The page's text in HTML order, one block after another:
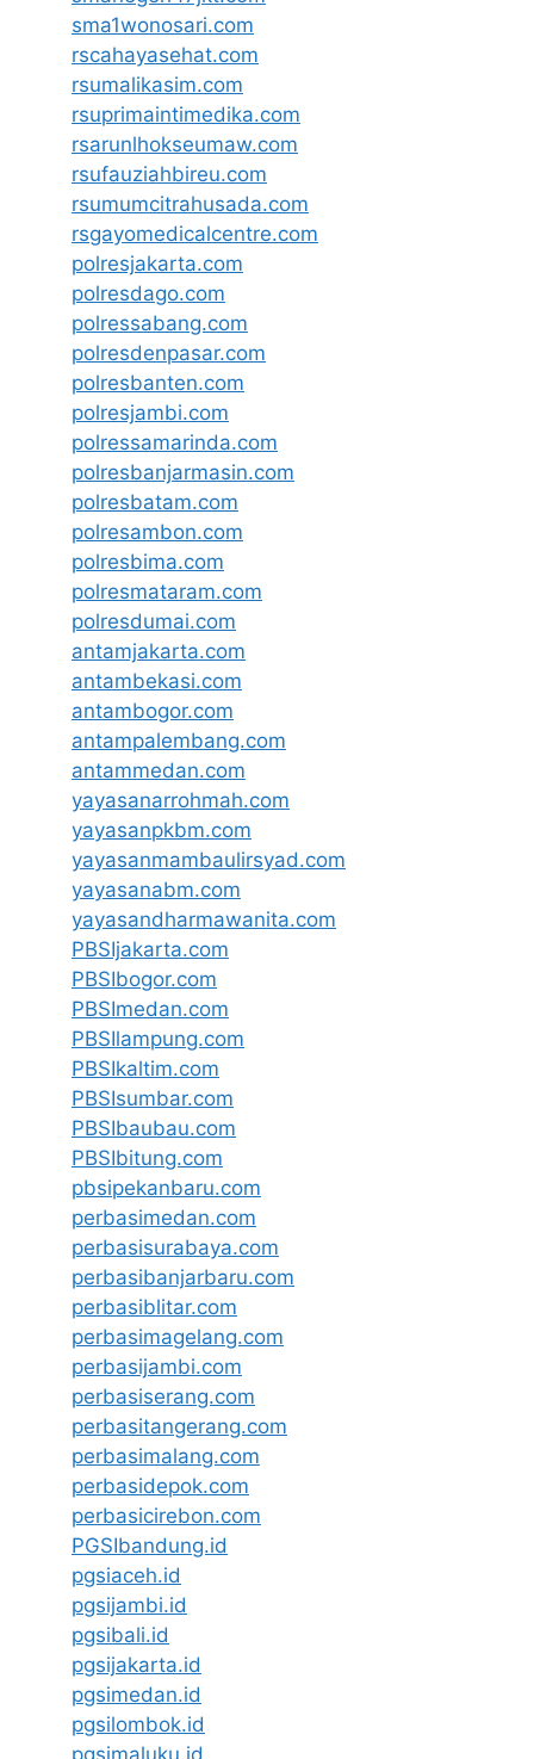
sma1wonosari.com
rscahayasehat.com
rsumalikasim.com
rsuprimaintimedika.com
rsarunlhokseumaw.com
rsufauziahbireu.com
rsumumcitrahusada.com
rsgayomedicalcentre.com
polresjakarta.com
polresdago.com
polressabang.com
polresdenpasar.com
polresbanten.com
polresjambi.com
polressamarinda.com
polresbanjarmasin.com
polresbatam.com
polresambon.com
polresbima.com
polresmataram.com
polresdumai.com
antamjakarta.com
antambekasi.com
antambogor.com
antampalembang.com
antammedan.com
yayasanarrohmah.com
yayasanpkbm.com
yayasanmambaulirsyad.com
yayasanabm.com
yayasandharmawanita.com
PBSIjakarta.com
PBSIbogor.com
PBSImedan.com
PBSIlampung.com
PBSIkaltim.com
PBSIsumbar.com
PBSIbaubau.com
PBSIbitung.com
pbsipekanbaru.com
perbasimedan.com
perbasisurabaya.com
perbasibanjarbaru.com
perbasiblitar.com
perbasimagelang.com
perbasijambi.com
perbasiserang.com
perbasitangerang.com
perbasimalang.com
perbasidepok.com
perbasicirebon.com
PGSIbandung.id
pgsiaceh.id
pgsijambi.id
pgsibali.id
pgsijakarta.id
pgsimedan.id
pgsilombok.id
pgsimaluku.id